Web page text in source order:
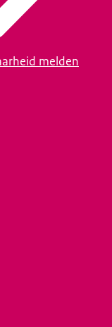
melden